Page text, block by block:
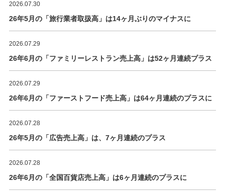
2026.07.30
26年5月の「旅行業者取扱高」は14ヶ月ぶりのマイナスに
2026.07.29
26年6月の「ファミリーレストラン売上高」は52ヶ月連続プラス
2026.07.29
26年6月の「ファーストフード売上高」は64ヶ月連続のプラスに
2026.07.28
26年5月の「広告売上高」は、7ヶ月連続のプラス
2026.07.28
26年6月の「全国百貨店売上高」は6ヶ月連続のプラスに